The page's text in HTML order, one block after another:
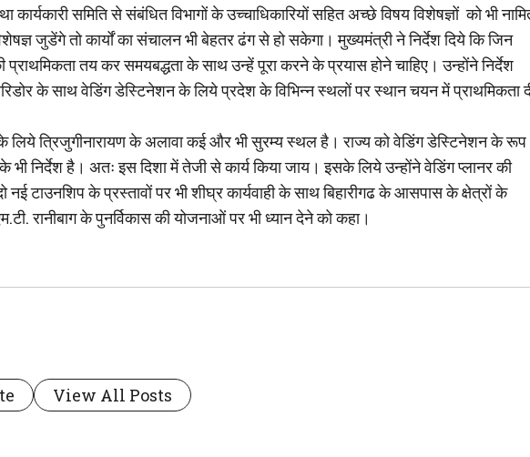
कार्यकारी समिति से संबंधित विभागों के उच्चाधिकारियों सहित अच्छे विषय विशेषज्ञों को भी
जुडेंगे तो कार्यों का संचालन भी बेहतर ढंग से हो सकेगा। मुख्यमंत्री ने निर्देश दिये कि जिन
तय कर समयबद्धता के साथ उन्हें पूरा करने के प्रयास होने चाहिए। उन्होंने निर्देश
के साथ वेडिंग डेस्टिनेशन के लिये प्रदेश के विभिन्न स्थलों पर स्थान चयन में प्राथमिकता
लिये त्रिजुगीनारायण के अलावा कई और भी सुरम्य स्थल है। राज्य को वेडिंग डेस्टिनेशन के रूप
भी निर्देश है। अतः इस दिशा में तेजी से कार्य किया जाय। इसके लिये उन्होंने वेडिंग प्लानर की
टाउनशिप के प्रस्तावों पर भी शीघ्र कार्यवाही के साथ बिहारीगढ के आसपास के क्षेत्रों के
रानीबाग के पुनर्विकास की योजनाओं पर भी ध्यान देने को कहा।
View All Posts